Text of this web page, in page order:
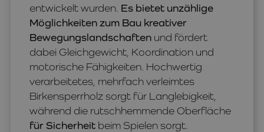
entwickelt wurden. Es bietet unzählige
Möglichkeiten zum Bau kreativer
Bewegungslandschaften und fördert
dabei Gleichgewicht, Koordination und
motorische Fähigkeiten. Hochwertig
verarbeitetes, mehrfach verleimtes
Birkensperrholz sorgt für Langlebigkeit,
während die rutschhemmende Oberfläche
für Sicherheit beim Spielen sorgt.